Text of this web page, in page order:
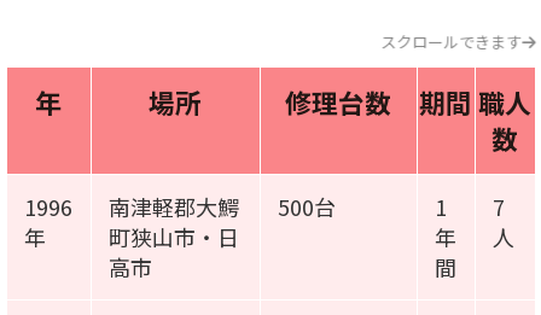
スクロールできます
年 場所 修理台数 期間 職人
数
1996
年
南津軽郡大鰐
町狭山市・日
高市
500台
1
年
間
7
人